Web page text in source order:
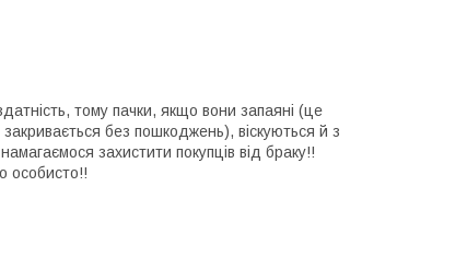
тому пачки, якщо вони запаяні (це
без пошкоджень), віскуються й з
захистити покупців від браку!!
особисто!!